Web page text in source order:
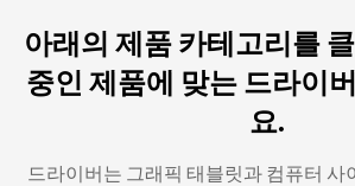
아래의 제품 카테고리를
중인 제품에 맞는 드라이
요.
드라이버는 그래픽 태블릿과 컴퓨터 사